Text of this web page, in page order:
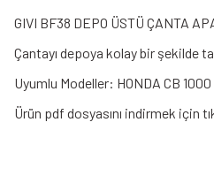
GIVI BF38 DEPO ÜSTÜ ÇANTA
Çantayı depoya kolay bir şekilde
Uyumlu Modeller: HONDA CB 1000
Ürün pdf dosyasını indirmek için